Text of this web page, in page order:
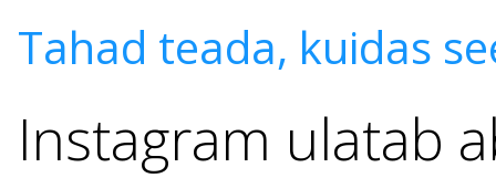
Tahad teada, kuidas
Instagram ulatab